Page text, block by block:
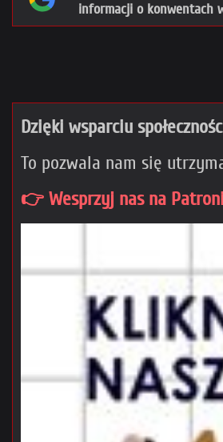
informacji o konwentach
Dzięki wsparciu
To pozwala nam się
👉 Wesprzyj nas na